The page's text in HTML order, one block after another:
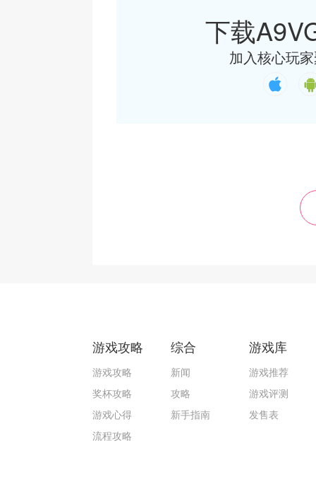
下载
加入核心玩
游戏攻略
游戏攻略
奖杯攻略
游戏心得
流程攻略
综合
新闻
攻略
新手指南
游戏库
游戏推荐
游戏评测
发售表